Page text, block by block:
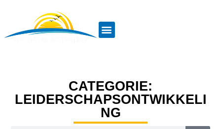
CATEGORIE:
LEIDERSCHAPSONTWIKKELI
NG